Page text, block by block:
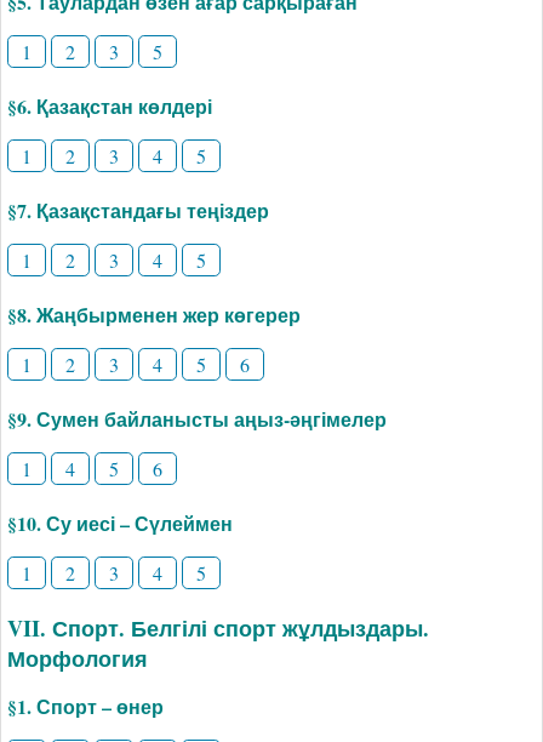
1 2 3 5
§6. Қазақстан көлдері
1 2 3 4 5
§7. Қазақстандағы теңіздер
1 2 3 4 5
§8. Жаңбырменен жер көгерер
1 2 3 4 5 6
§9. Сумен байланысты аңыз-әңгімелер
1 4 5 6
§10. Су иесі – Сүлеймен
1 2 3 4 5
VII. Спорт. Белгілі спорт жұлдыздары.
Морфология
§1. Спорт – өнер